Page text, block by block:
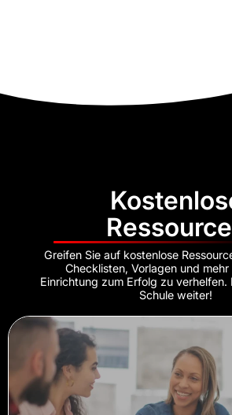
Greifen Sie auf kostenlose
Checklisten, Vorlagen und
Einrichtung zum Erfolg zu verhelfen.
Schule weiter!